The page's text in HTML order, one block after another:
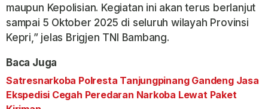
maupun Kepolisian. Kegiatan ini akan terus berlanjut
sampai 5 Oktober 2025 di seluruh wilayah Provinsi
Kepri,” jelas Brigjen TNI Bambang.
Baca Juga
Satresnarkoba Polresta Tanjungpinang Gandeng Jasa
Ekspedisi Cegah Peredaran Narkoba Lewat Paket